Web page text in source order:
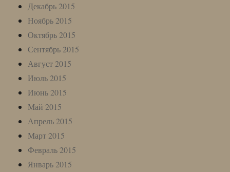
Декабрь 2015
Ноябрь 2015
Октябрь 2015
Сентябрь 2015
Август 2015
Июль 2015
Июнь 2015
Май 2015
Апрель 2015
Март 2015
Февраль 2015
Январь 2015